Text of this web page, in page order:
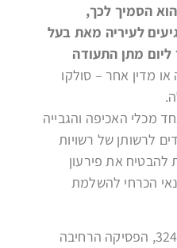
הסמיך לכך,
לעיריה מאת בעל
מתן התעודה
מדין אחר – סולקו
אחד מכלי האכיפה והגבייה
לרשותן של רשויות
להבטיח את פירעון
הכרחי להשלמת
בשלבים המוקדמים ליישום סעיף 324, הפסיקה הרחיבה